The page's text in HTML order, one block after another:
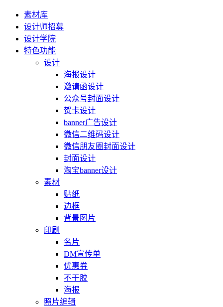
素材库
设计师招募
设计学院
特色功能
设计
海报设计
邀请函设计
公众号封面设计
贺卡设计
banner广告设计
微信二维码设计
微信朋友圈封面设计
封面设计
淘宝banner设计
素材
贴纸
边框
背景图片
印刷
名片
DM宣传单
优惠券
不干胶
海报
照片编辑